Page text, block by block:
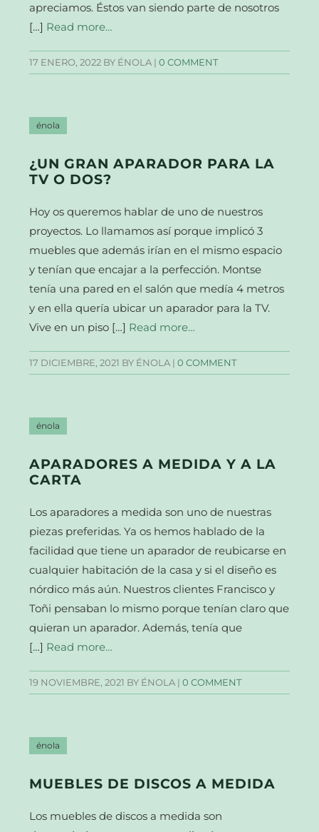
apreciamos. Éstos van siendo parte de nosotros
[…] Read more…
17 ENERO, 2022 BY ÉNOLA |0 COMMENT
énola
¿UN GRAN APARADOR PARA LA
TV O DOS?
Hoy os queremos hablar de uno de nuestros
proyectos. Lo llamamos así porque implicó 3
muebles que además irían en el mismo espacio
y tenían que encajar a la perfección. Montse
tenía una pared en el salón que medía 4 metros
y en ella quería ubicar un aparador para la TV.
Vive en un piso […] Read more…
17 DICIEMBRE, 2021 BY ÉNOLA |0 COMMENT
énola
APARADORES A MEDIDA Y A LA
CARTA
Los aparadores a medida son uno de nuestras
piezas preferidas. Ya os hemos hablado de la
facilidad que tiene un aparador de reubicarse en
cualquier habitación de la casa y si el diseño es
nórdico más aún. Nuestros clientes Francisco y
Toñi pensaban lo mismo porque tenían claro que
quieran un aparador. Además, tenía que
[…] Read more…
19 NOVIEMBRE, 2021 BY ÉNOLA |0 COMMENT
énola
MUEBLES DE DISCOS A MEDIDA
Los muebles de discos a medida son